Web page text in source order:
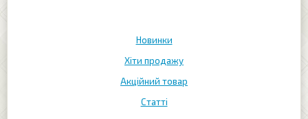
Новинки
Хіти продажу
Акційний товар
Статті